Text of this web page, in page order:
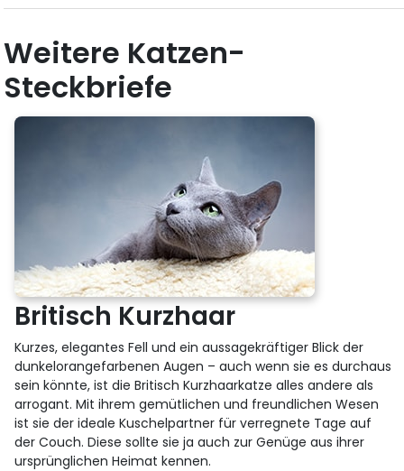
Weitere Katzen-
Steckbriefe
Britisch Kurzhaar
Kurzes, elegantes Fell und ein aussagekräftiger Blick der
dunkelorangefarbenen Augen – auch wenn sie es durchaus
sein könnte, ist die Britisch Kurzhaarkatze alles andere als
arrogant. Mit ihrem gemütlichen und freundlichen Wesen
ist sie der ideale Kuschelpartner für verregnete Tage auf
der Couch. Diese sollte sie ja auch zur Genüge aus ihrer
ursprünglichen Heimat kennen.